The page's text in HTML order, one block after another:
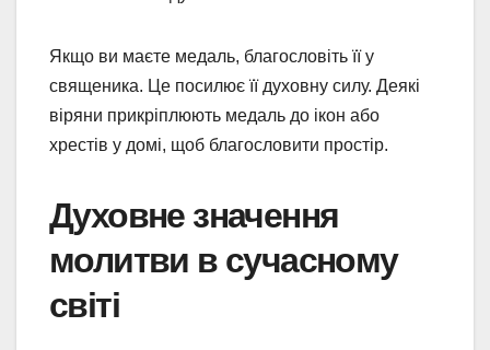
Якщо ви маєте медаль, благословіть її у
священика. Це посилює її духовну силу. Деякі
віряни прикріплюють медаль до ікон або
хрестів у домі, щоб благословити простір.
Духовне значення
молитви в сучасному
світі